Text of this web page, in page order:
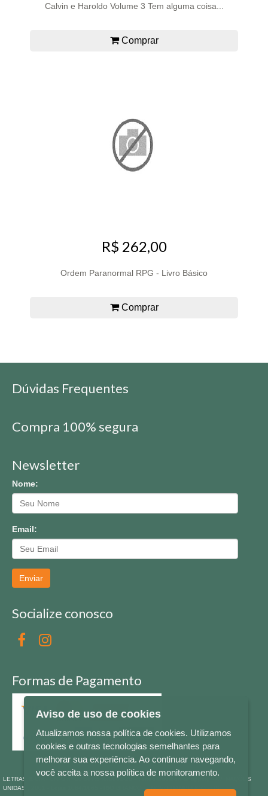
Calvin e Haroldo Volume 3 Tem alguma coisa...
Comprar
R$ 262,00
Ordem Paranormal RPG - Livro Básico
Comprar
Dúvidas Frequentes
Compra 100% segura
Newsletter
Nome:
Email:
Enviar
Socialize conosco
Formas de Pagamento
LETRAS & CIA - CNPJ n° 88.587.548/0001-20 - Térreo Bourbon Shopping - AV. NAÇÕES
UNIDAS , 2001 - Lojas 1064/1065 - RIO BRANCO - - NOVO HAMBURGO - RS
Aviso de uso de cookies
Atualizamos nossa política de cookies. Utilizamos
cookies e outras tecnologias semelhantes para
melhorar sua experiência. Ao continuar navegando,
você aceita a nossa política de monitoramento.